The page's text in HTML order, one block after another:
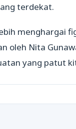
terdekat.
menghargai
oleh Nita
yang patut